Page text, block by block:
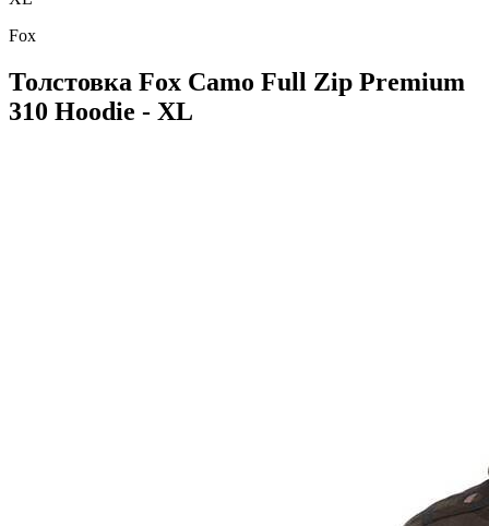
Fox
Толстовка Fox Camo Full Zip Premium
310 Hoodie - XL